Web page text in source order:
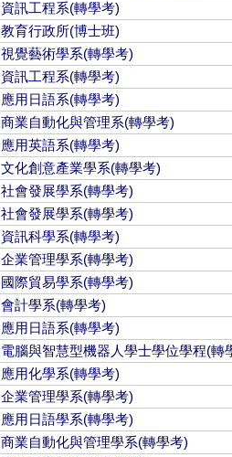
資訊工程系(轉學考)
教育行政所(博士班)
視覺藝術學系(轉學考)
資訊工程系(轉學考)
應用日語系(轉學考)
商業自動化與管理系(轉學考)
應用英語系(轉學考)
文化創意產業學系(轉學考)
社會發展學系(轉學考)
社會發展學系(轉學考)
資訊科學系(轉學考)
企業管理學系(轉學考)
國際貿易學系(轉學考)
會計學系(轉學考)
應用日語系(轉學考)
電腦與智慧型機器人學士學位學程(轉
應用化學系(轉學考)
企業管理學系(轉學考)
應用日語學系(轉學考)
商業自動化與管理學系(轉學考)